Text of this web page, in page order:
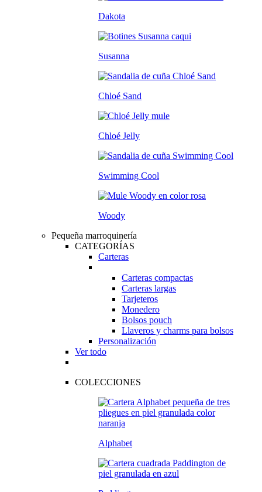
Dakota
Susanna
Chloé Sand
Chloé Jelly
Swimming Cool
Woody
Pequeña marroquinería
CATEGORÍAS
Carteras
Carteras compactas
Carteras largas
Tarjeteros
Monedero
Bolsos pouch
Llaveros y charms para bolsos
Personalización
Ver todo
COLECCIONES
Alphabet